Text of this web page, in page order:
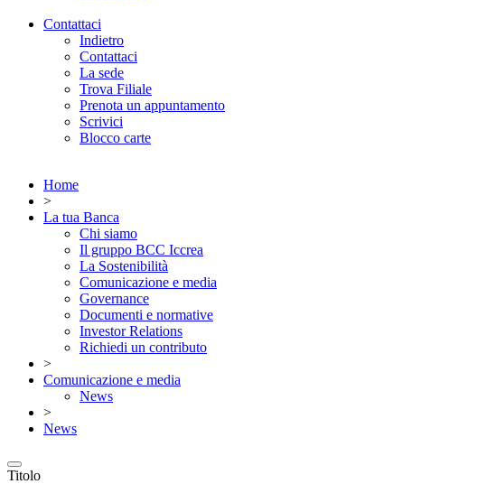
Contattaci
Indietro
Contattaci
La sede
Trova Filiale
Prenota un appuntamento
Scrivici
Blocco carte
Home
>
La tua Banca
Chi siamo
Il gruppo BCC Iccrea
La Sostenibilità
Comunicazione e media
Governance
Documenti e normative
Investor Relations
Richiedi un contributo
>
Comunicazione e media
News
>
News
Titolo